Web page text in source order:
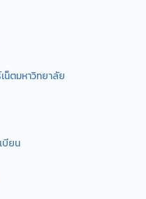
น็ตมหาวิทยาลัย
บียน